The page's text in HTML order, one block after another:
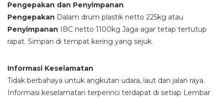
Pengepakan dan Penyimpanan
Pengepakan Dalam drum plastik netto 225kg atau
Penyimpanan IBC netto 1100kg Jaga agar tetap tertutup
rapat. Simpan di tempat kering yang sejuk.
Informasi Keselamatan
Tidak berbahaya untuk angkutan udara, laut dan jalan raya.
Informasi keselamatan terperinci terdapat di setiap Lembar